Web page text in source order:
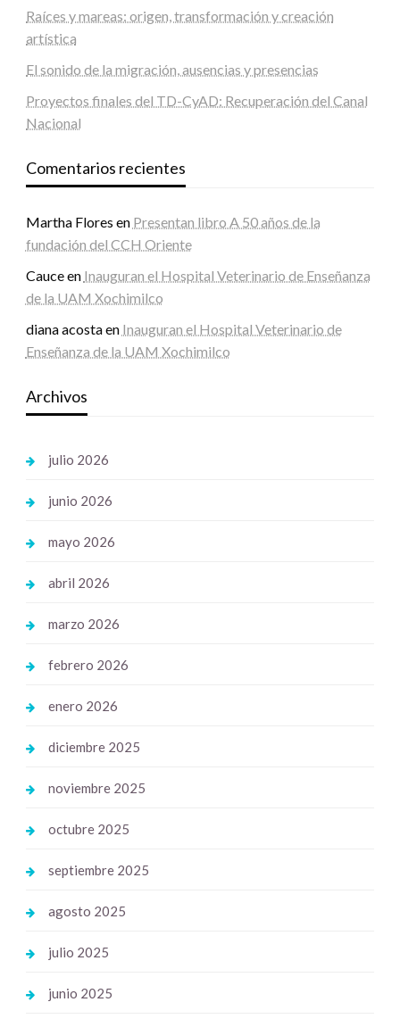
Raíces y mareas: origen, transformación y creación
artística
El sonido de la migración, ausencias y presencias
Proyectos finales del TD-CyAD: Recuperación del Canal
Nacional
Comentarios recientes
Martha Flores en Presentan libro A 50 años de la
fundación del CCH Oriente
Cauceen Inauguran el Hospital Veterinario de Enseñanza
de la UAM Xochimilco
diana acostaen Inauguran el Hospital Veterinario de
Enseñanza de la UAM Xochimilco
Archivos
julio 2026
junio 2026
mayo 2026
abril 2026
marzo 2026
febrero 2026
enero 2026
diciembre 2025
noviembre 2025
octubre 2025
septiembre 2025
agosto 2025
julio 2025
junio 2025